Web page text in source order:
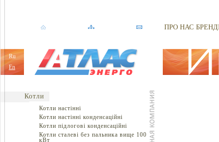
Ru
En
ПРО НАС
Котли
Котли настінні
Котли настінні конденсаційні
Котли підлогові конденсаційні
Котли сталеві без пальника вище 100
кВт